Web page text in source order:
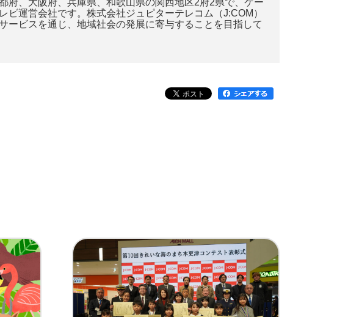
府、大阪府、兵庫県、和歌山県の関西地区2府2県で、ケー
運営会社です。株式会社ジュピターテレコム（J:COM）
ビスを通じ、地域社会の発展に寄与することを目指して